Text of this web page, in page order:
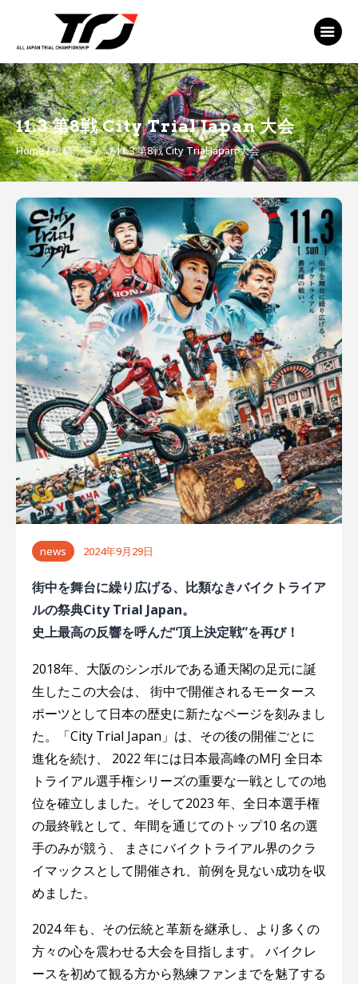
11.3 第8戦 City Trial Japan 大会
Home 投稿一覧 ... 11.3 第8戦 City Trial Japan 大会
MFJ 全日本トライアル選手権
EVENT
TRJ ランキング
MSP Motosports
Promotion TOP
news 2024年9月29日
街中を舞台に繰り広げる、比類なきバイクトライア
ルの祭典City Trial Japan。
史上最高の反響を呼んだ“頂上決定戦”を再び！
2018年、大阪のシンボルである通天閣の足元に誕
生したこの大会は、 街中で開催されるモータース
ポーツとして日本の歴史に新たなページを刻みまし
た。「City Trial Japan」は、その後の開催ごとに
進化を続け、 2022 年には日本最高峰のMFJ 全日本
トライアル選手権シリーズの重要な一戦としての地
位を確立しました。そして2023 年、全日本選手権
の最終戦として、年間を通じてのトップ10 名の選
手のみが競う、 まさにバイクトライアル界のクラ
イマックスとして開催され、前例を見ない成功を収
めました。
2024 年も、その伝統と革新を継承し、より多くの
方々の心を震わせる大会を目指します。 バイクレ
ースを初めて観る方から熟練ファンまでを魅了する
投
稿
ナ
ビ
ゲ
ー
シ
ョ
ン